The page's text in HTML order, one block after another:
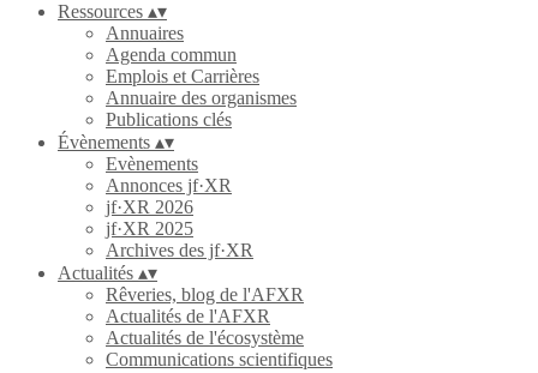
Ressources ▴▾
Annuaires
Agenda commun
Emplois et Carrières
Annuaire des organismes
Publications clés
Évènements ▴▾
Evènements
Annonces jf·XR
jf·XR 2026
jf·XR 2025
Archives des jf·XR
Actualités ▴▾
Rêveries, blog de l'AFXR
Actualités de l'AFXR
Actualités de l'écosystème
Communications scientifiques